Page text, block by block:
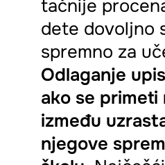
tačnije
dete dovoljno
spremno za
Odlaganje
ako se primeti
između
njegove